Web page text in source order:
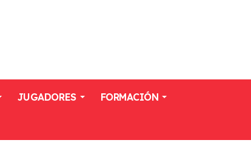
JUGADORES FORMACIÓN